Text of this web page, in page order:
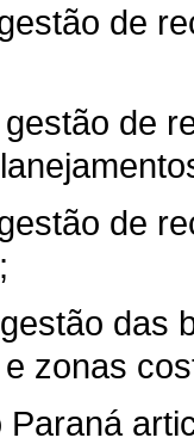
de
de
de
das
zonas
Paraná